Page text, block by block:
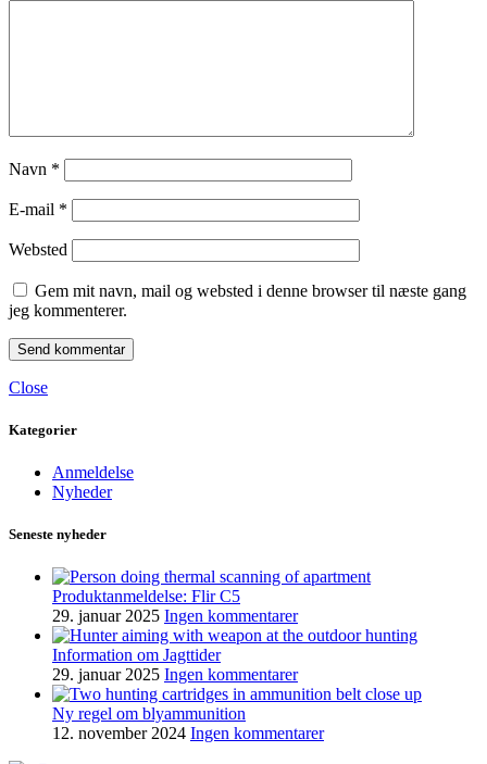
Navn *
E-mail *
Websted
Gem mit navn, mail og websted i denne browser til næste gang
jeg kommenterer.
Close
Kategorier
Anmeldelse
Nyheder
Seneste nyheder
Produktanmeldelse: Flir C5
29. januar 2025 Ingen kommentarer
Information om Jagttider
29. januar 2025 Ingen kommentarer
Ny regel om blyammunition
12. november 2024 Ingen kommentarer